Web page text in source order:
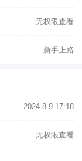
无权限查看
新手上路
2024-8-9 17:18
无权限查看